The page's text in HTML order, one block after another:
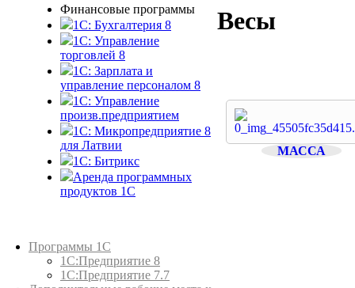
Финансовые программы
1С: Бухгалтерия 8
1C: Управление
торговлей 8
1C: Зарплата и
управление персоналом 8
1C: Управление
произв.предприятием
1С: Микропредприятие 8
для Латвии
1C: Битрикс
Аренда программных
продуктов 1С
Программы 1С
1С:Предприятие 8
1С:Предприятие 7.7
Весы
МАССА